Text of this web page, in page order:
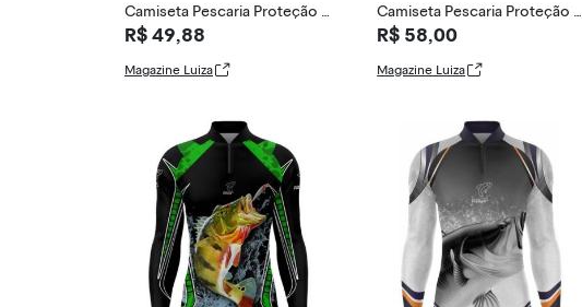
Camiseta Pescaria Proteção U
v - Duart Fi
R$ 49,88
Magazine Luiza
Camiseta Pescaria Proteção U
v - Duart Fi
R$ 58,00
Magazine Luiza